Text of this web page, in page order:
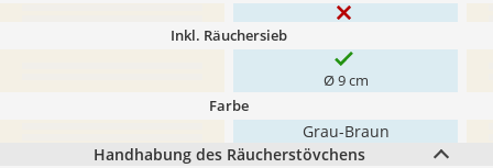
Inkl. Räuchersieb
Ø 9 cm
Farbe
Grau-Braun
Handhabung des Räucherstövchens